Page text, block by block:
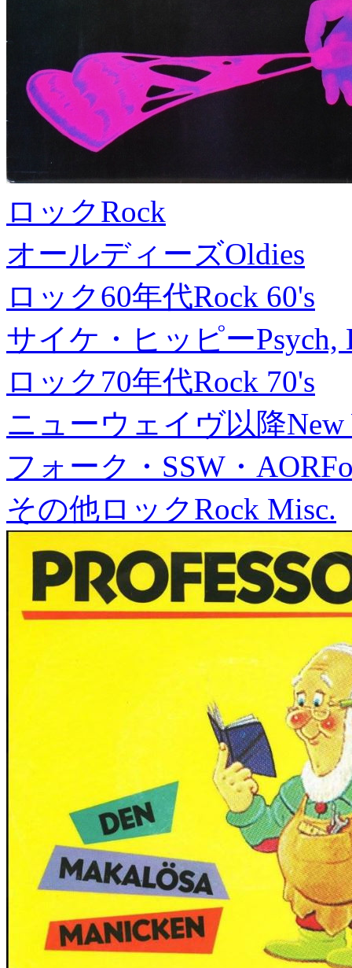
ロックRock
オールディーズOldies
ロック60年代Rock 60's
サイケ・ヒッピーPsych,
ロック70年代Rock 70's
ニューウェイヴ以降New
フォーク・SSW・AOR
その他ロックRock Misc.